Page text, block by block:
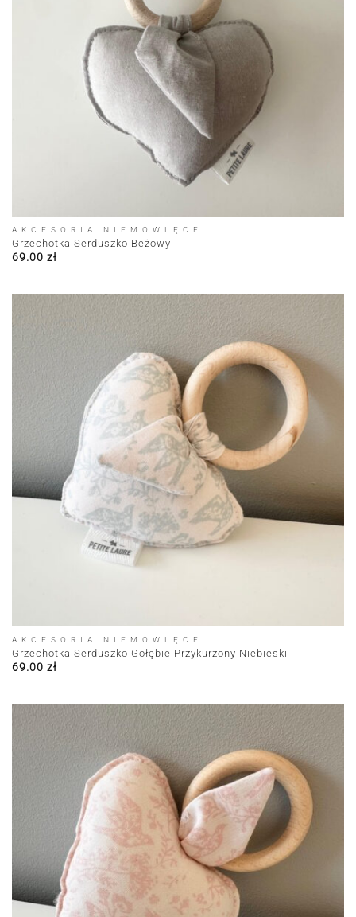
AKCESORIA NIEMOWLĘCE
Grzechotka Serduszko Beżowy
69.00 zł
AKCESORIA NIEMOWLĘCE
Grzechotka Serduszko Gołębie Przykurzony Niebieski
69.00 zł